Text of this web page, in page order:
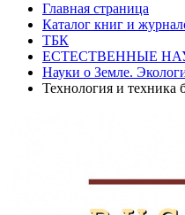
Главная страница
Каталог книг и
ТБК
ЕСТЕСТВЕННЫЕ
Науки о Земле.
Технология и техника